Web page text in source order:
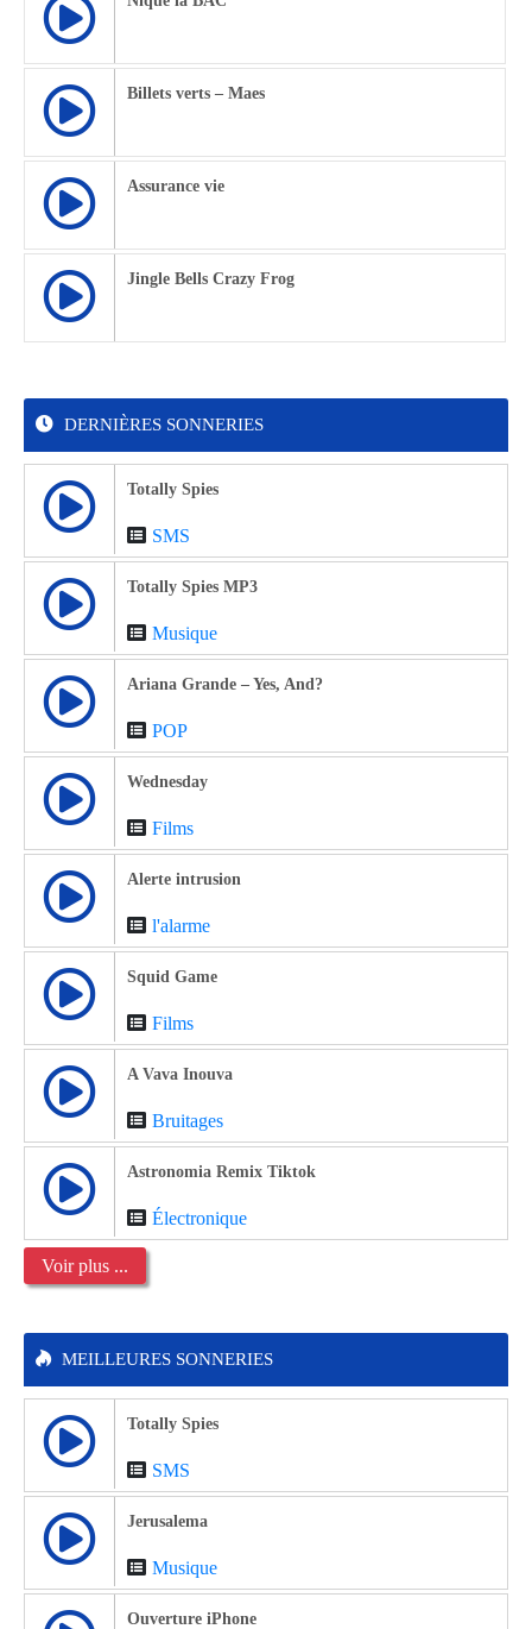
Billets verts – Maes
Assurance vie
Jingle Bells Crazy Frog
DERNIÈRES SONNERIES
Totally Spies
SMS
Totally Spies MP3
Musique
Ariana Grande – Yes, And?
POP
Wednesday
Films
Alerte intrusion
l'alarme
Squid Game
Films
A Vava Inouva
Bruitages
Astronomia Remix Tiktok
Électronique
Voir plus ...
MEILLEURES SONNERIES
Totally Spies
SMS
Jerusalema
Musique
Ouverture iPhone